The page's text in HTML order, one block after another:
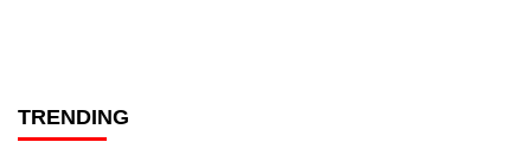
TRENDING